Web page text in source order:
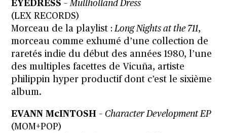
EYEDRESS –Mullholland Dress
(LEX RECORDS)
Morceau de la playlist : Long Nights at the 711,
morceau comme exhumé d’une collection de
raretés indie du début des années 1980, l’une
des multiples facettes de Vicuña, artiste
philippin hyper productif dont c’est le sixième
album.
EVANN McINTOSH –Character Development EP
(MOM+POP)